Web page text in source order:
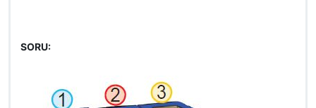
SORU: